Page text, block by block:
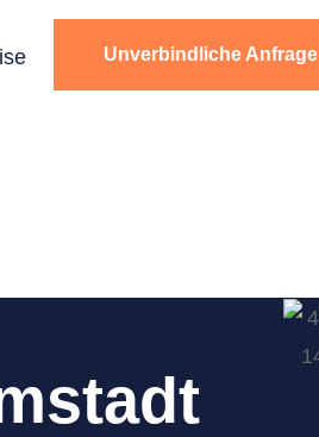
Unverbindliche Anfrage